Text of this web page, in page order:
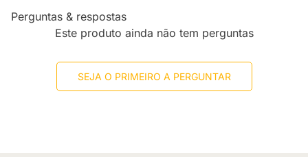
Perguntas & respostas
Este produto ainda não tem perguntas
SEJA O PRIMEIRO A PERGUNTAR